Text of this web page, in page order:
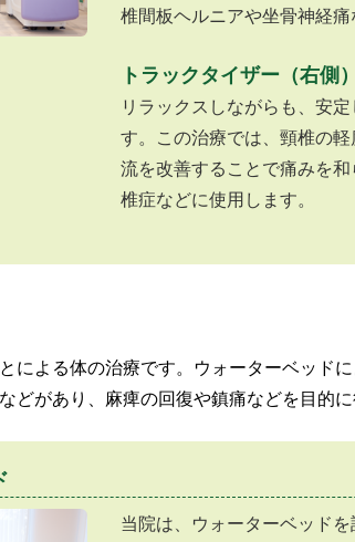
椎間板ヘルニアや坐骨神経痛
トラックタイザー（右側）
リラックスしながらも、安
す。この治療では、頸椎の
流を改善することで痛みを
椎症などに使用します。
による体の治療です。ウォーターベッド
どがあり、麻痺の回復や鎮痛などを目的に
当院は、ウォーターベッド